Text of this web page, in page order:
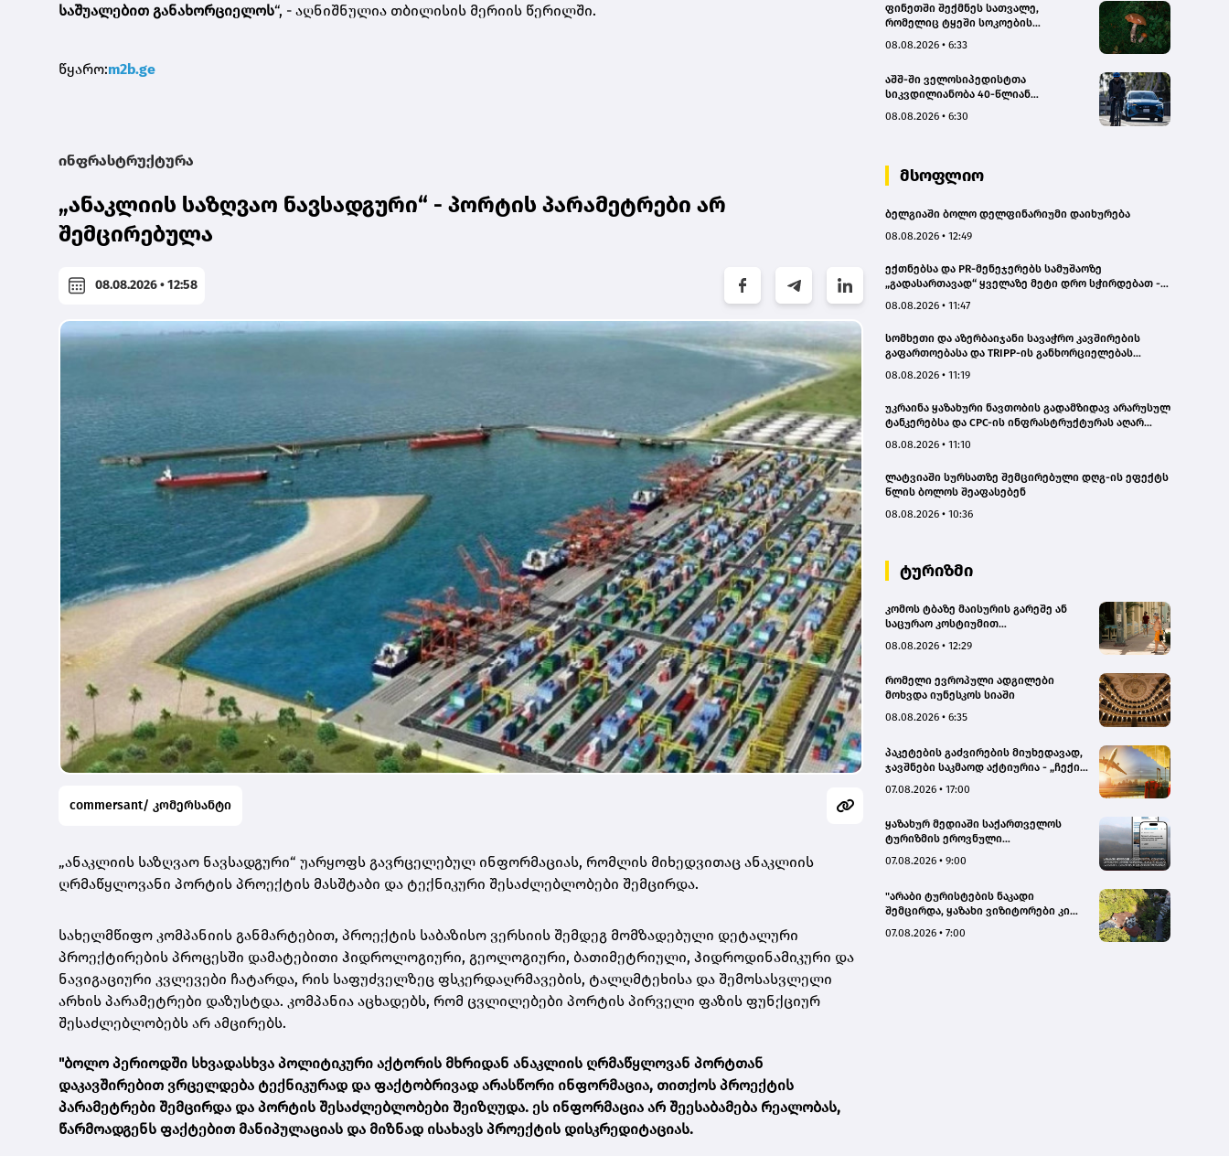
საშუალებით განახორციელოს“, - აღნიშნულია თბილისის მერიის წერილში.
წყარო:m2b.ge
ინფრასტრუქტურა
„ანაკლიის საზღვაო ნავსადგური“ - პორტის პარამეტრები არ
შემცირებულა
08.08.2026 • 12:58
commersant/ კომერსანტი
„ანაკლიის საზღვაო ნავსადგური“ უარყოფს გავრცელებულ ინფორმაციას, რომლის მიხედვითაც ანაკლიის
ღრმაწყლოვანი პორტის პროექტის მასშტაბი და ტექნიკური შესაძლებლობები შემცირდა.
სახელმწიფო კომპანიის განმარტებით, პროექტის საბაზისო ვერსიის შემდეგ მომზადებული დეტალური
პროექტირების პროცესში დამატებითი ჰიდროლოგიური, გეოლოგიური, ბათიმეტრიული, ჰიდროდინამიკური და
ნავიგაციური კვლევები ჩატარდა, რის საფუძველზეც ფსკერდაღრმავების, ტალღმტეხისა და შემოსასვლელი
არხის პარამეტრები დაზუსტდა. კომპანია აცხადებს, რომ ცვლილებები პორტის პირველი ფაზის ფუნქციურ
შესაძლებლობებს არ ამცირებს.
"ბოლო პერიოდში სხვადასხვა პოლიტიკური აქტორის მხრიდან ანაკლიის ღრმაწყლოვან პორტთან
დაკავშირებით ვრცელდება ტექნიკურად და ფაქტობრივად არასწორი ინფორმაცია, თითქოს პროექტის
პარამეტრები შემცირდა და პორტის შესაძლებლობები შეიზღუდა. ეს ინფორმაცია არ შეესაბამება რეალობას,
წარმოადგენს ფაქტებით მანიპულაციას და მიზნად ისახავს პროექტის დისკრედიტაციას.
გადაფარავს ამ დანაშაულს, ეს იყო
დანაშაული ჩვენი სახელმწიფოს
წინაშე - კობახიძე
ფინეთში შექმნეს სათვალე,
რომელიც ტყეში სოკოების
08.08.2026 • 6:33
აშშ-ში ველოსიპედისტთა
სიკვდილიანობა 40-წლიან
08.08.2026 • 6:30
მსოფლიო
ბელგიაში ბოლო დელფინარიუმი დაიხურება
08.08.2026 • 12:49
ექთნებსა და PR-მენეჯერებს სამუშაოზე
„გადასართავად“ ყველაზე მეტი დრო სჭირდებათ -
08.08.2026 • 11:47
სომხეთი და აზერბაიჯანი სავაჭრო კავშირების
გაფართოებასა და TRIPP-ის განხორციელებას
08.08.2026 • 11:19
უკრაინა ყაზახური ნავთობის გადამზიდავ არარუსულ
ტანკერებსა და CPC-ის ინფრასტრუქტურას აღარ
08.08.2026 • 11:10
ლატვიაში სურსათზე შემცირებული დღგ-ის ეფექტს
წლის ბოლოს შეაფასებენ
08.08.2026 • 10:36
ტურიზმი
კომოს ტბაზე მაისურის გარეშე ან
საცურაო კოსტიუმით
ევრომდე დააჯარიმებენ
08.08.2026 • 12:29
რომელი ევროპული ადგილები
მოხვდა იუნესკოს სიაში
08.08.2026 • 6:35
პაკეტების გაძვირების მიუხედავად,
ჯავშნები საკმაოდ აქტიურია - „ჩექინ
07.08.2026 • 17:00
ყაზახურ მედიაში საქართველოს
ტურიზმის ეროვნული
კამპანიის ფარგლებში სტატიები
07.08.2026 • 9:00
"არაბი ტურისტების ნაკადი
შემცირდა, ყაზახი ვიზიტორები კი
Hotel
07.08.2026 • 7:00